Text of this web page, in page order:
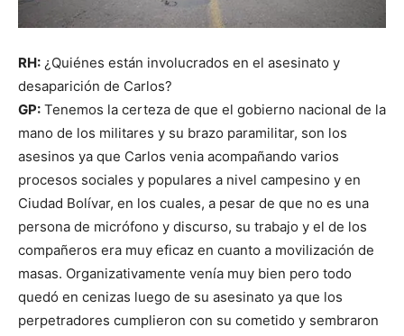
RH: ¿Quiénes están involucrados en el asesinato y
desaparición de Carlos?
GP: Tenemos la certeza de que el gobierno nacional de la
mano de los militares y su brazo paramilitar, son los
asesinos ya que Carlos venia acompañando varios
procesos sociales y populares a nivel campesino y en
Ciudad Bolívar, en los cuales, a pesar de que no es una
persona de micrófono y discurso, su trabajo y el de los
compañeros era muy eficaz en cuanto a movilización de
masas. Organizativamente venía muy bien pero todo
quedó en cenizas luego de su asesinato ya que los
perpetradores cumplieron con su cometido y sembraron